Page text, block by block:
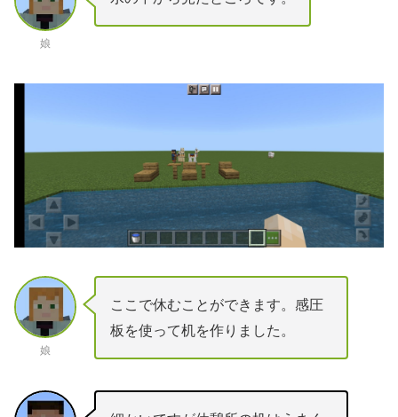
娘
娘
ここで休むことができます。感圧
板を使って机を作りました。